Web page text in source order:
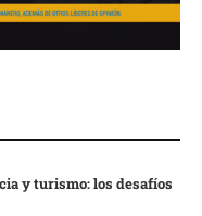
y turismo: los desafíos